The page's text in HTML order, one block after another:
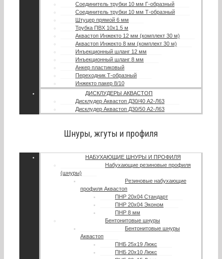
Соединитель трубки 10 мм Г-образный
Соединитель трубки 10 мм Т-образный
Штуцер прямой 6 мм
Трубка ПВХ 10х1.5 м
Аквастоп Инжекто 12 мм (комплект 30 м)
Аквастоп Инжекто 8 мм (комплект 30 м)
Инъекционный шланг 12 мм
Инъекционный шланг 8 мм
Анкер пластиковый
Переходник Т-образный
Инжекто пакер 8/10
ДИСКЛУДЕРЫ АКВАСТОП
Дисклудер Аквастоп Д30/40 А2-Л63
Дисклудер Аквастоп Д30/50 А2-Л63
Шнуры, жгуты и профиля
НАБУХАЮЩИЕ ШНУРЫ И ПРОФИЛЯ
Набухающие резиновые профиля
(шнуры)
Резиновые набухающие
профиля Аквастоп
ПНР 20х04 Стандарт
ПНР 20х04 Эконом
ПНР 8 мм
Бентонитовые шнуры
Бентонитовые шнуры
Аквастоп
ПНБ 25х19 Люкс
ПНБ 20х10 Люкс